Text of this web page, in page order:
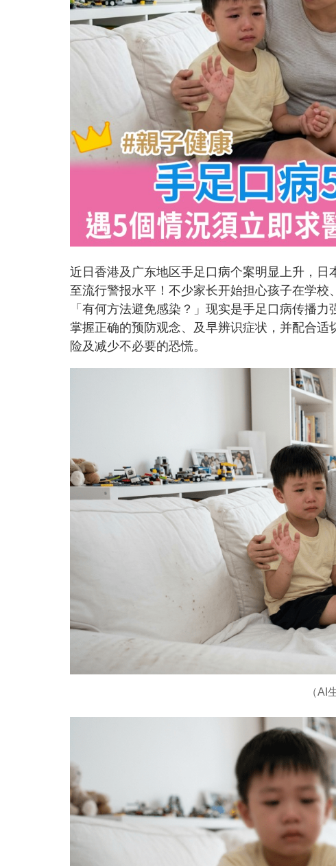
近日香港及广东地区手足口病个案明显上升，
至流行警报水平！不少家长开始担心孩子在学校
「有何方法避免感染？」现实是手足口病传播
掌握正确的预防观念、及早辨识症状，并配合适
险及减少不必要的恐慌。
（AI